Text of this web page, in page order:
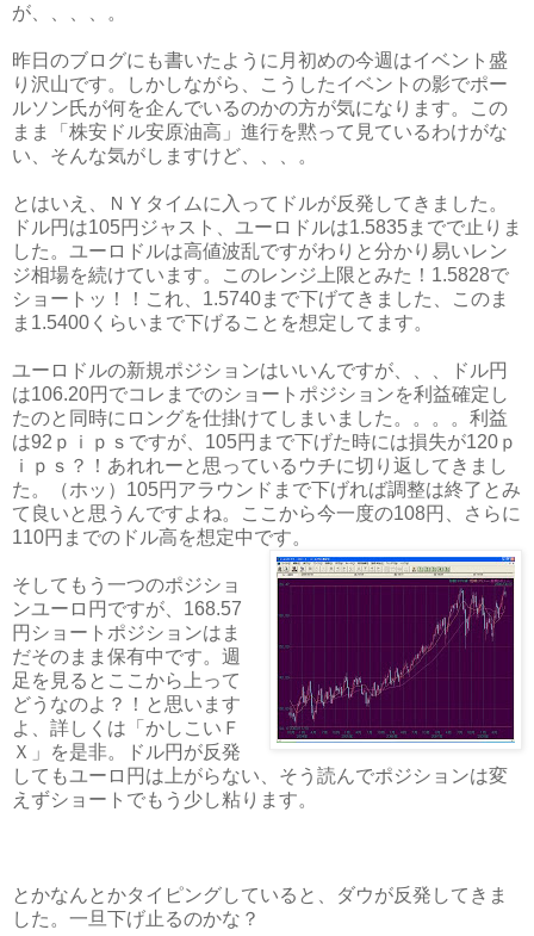
が、、、、。
昨日のブログにも書いたように月初めの今週はイベント盛
り沢山です。しかしながら、こうしたイベントの影でポー
ルソン氏が何を企んでいるのかの方が気になります。この
まま「株安ドル安原油高」進行を黙って見ているわけがな
い、そんな気がしますけど、、、。
とはいえ、ＮＹタイムに入ってドルが反発してきました。
ドル円は105円ジャスト、ユーロドルは1.5835までで止りま
した。ユーロドルは高値波乱ですがわりと分かり易いレン
ジ相場を続けています。このレンジ上限とみた！1.5828で
ショートッ！！これ、1.5740まで下げてきました、このま
ま1.5400くらいまで下げることを想定してます。
ユーロドルの新規ポジションはいいんですが、、、ドル円
は106.20円でコレまでのショートポジションを利益確定し
たのと同時にロングを仕掛けてしまいました。。。。利益
は92ｐｉｐｓですが、105円まで下げた時には損失が120ｐ
ｉｐｓ？！あれれーと思っているウチに切り返してきまし
た。（ホッ）105円アラウンドまで下げれば調整は終了とみ
て良いと思うんですよね。ここから今一度の108円、さらに
110円までのドル高を想定中です。
そしてもう一つのポジショ
ンユーロ円ですが、168.57
円ショートポジションはま
だそのまま保有中です。週
足を見るとここから上って
どうなのよ？！と思います
よ、詳しくは「かしこいＦ
Ｘ」を是非。ドル円が反発
してもユーロ円は上がらない、そう読んでポジションは変
えずショートでもう少し粘ります。
とかなんとかタイピングしていると、ダウが反発してきま
した。一旦下げ止るのかな？